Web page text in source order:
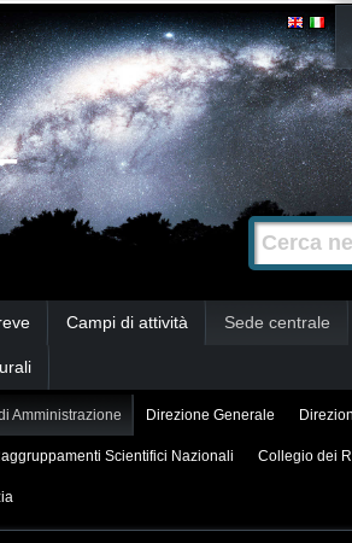
Cerca nel
Campi di attività Sede centrale
Amministrazione Direzione Generale
Scientifici Nazionali Collegio dei